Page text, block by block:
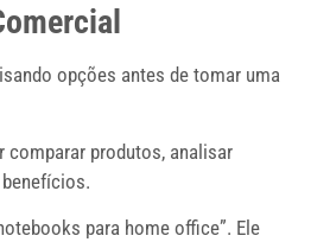
opções antes de tomar uma
comparar produtos, analisar
para home office”. Ele